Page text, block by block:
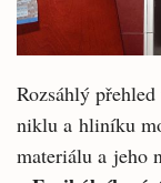
Rozsáhlý
niklu a hliníku
materiálu a jeho